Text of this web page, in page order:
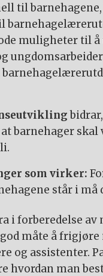
til
muligheter til
barnehager
som virker:
står i må
i forberedelse av
måte å
og assistenter.
hvordan man